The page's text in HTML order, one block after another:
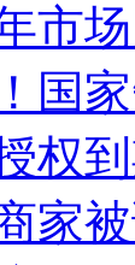
年市
国
权
家